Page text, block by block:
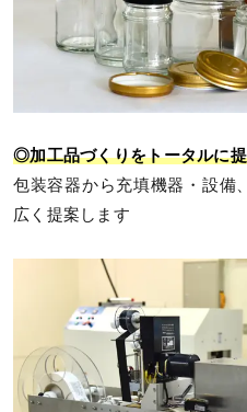
◎加工品づくりをトータルに
包装容器から充填機器・設備
広く提案します